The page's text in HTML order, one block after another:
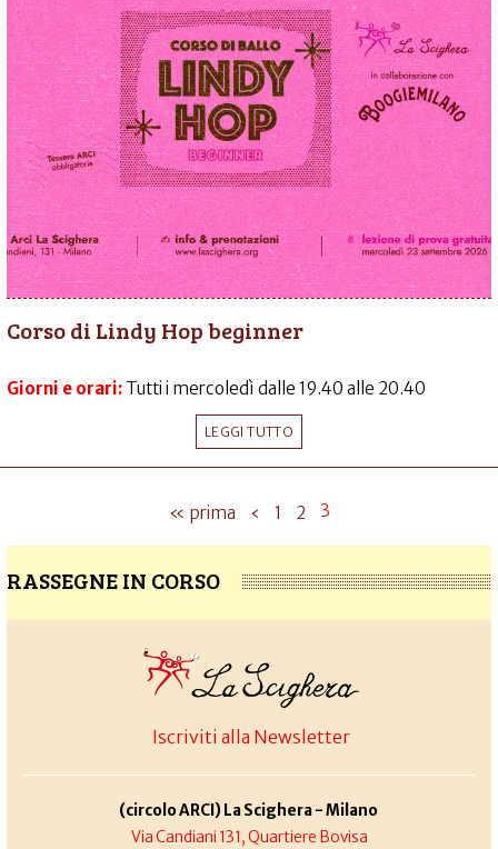
Corso di Lindy Hop beginner
Giorni e orari: Tutti i mercoledì dalle 19.40 alle 20.40
LEGGI TUTTO
« prima ‹ 1 2 3
RASSEGNE IN CORSO
Iscriviti alla Newsletter
(circolo ARCI) La Scighera - Milano
Via Candiani 131, Quartiere Bovisa